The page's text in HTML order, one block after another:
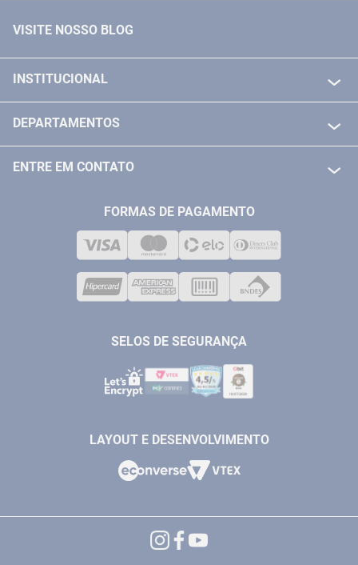
VISITE NOSSO BLOG
INSTITUCIONAL
POLITICA DE TROCA E DEVOLUÇÃO
DEPARTAMENTOS
COMPRESSORES
ENTRE EM CONTATO
VENDAS ONLINE@ANTFERRAMENTAS.COM.BR
SAC@ANTFERRAMENTAS.COM.BR
FORMAS DE PAGAMENTO
SELOS DE SEGURANÇA
LAYOUT E DESENVOLVIMENTO